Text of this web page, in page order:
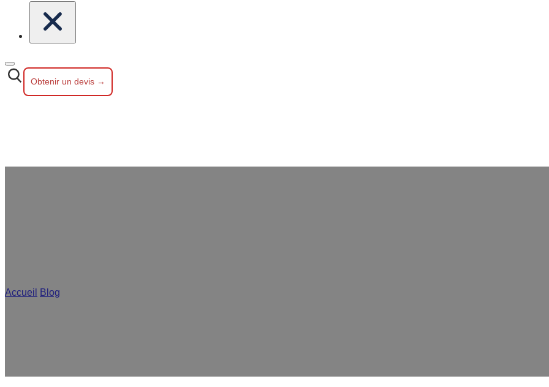
Obtenir un devis →
Accueil Blog